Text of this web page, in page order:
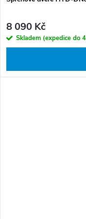
8 090 Kč
Skladem (expedice do